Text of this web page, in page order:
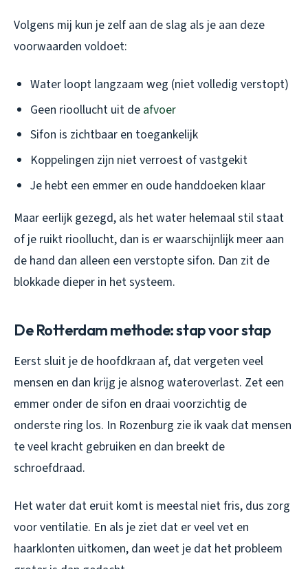
Volgens mij kun je zelf aan de slag als je aan deze
voorwaarden voldoet:
Water loopt langzaam weg (niet volledig verstopt)
Geen rioollucht uit de afvoer
Sifon is zichtbaar en toegankelijk
Koppelingen zijn niet verroest of vastgekit
Je hebt een emmer en oude handdoeken klaar
Maar eerlijk gezegd, als het water helemaal stil staat
of je ruikt rioollucht, dan is er waarschijnlijk meer aan
de hand dan alleen een verstopte sifon. Dan zit de
blokkade dieper in het systeem.
De Rotterdam methode: stap voor stap
Eerst sluit je de hoofdkraan af, dat vergeten veel
mensen en dan krijg je alsnog wateroverlast. Zet een
emmer onder de sifon en draai voorzichtig de
onderste ring los. In Rozenburg zie ik vaak dat mensen
te veel kracht gebruiken en dan breekt de
schroefdraad.
Het water dat eruit komt is meestal niet fris, dus zorg
voor ventilatie. En als je ziet dat er veel vet en
haarklonten uitkomen, dan weet je dat het probleem